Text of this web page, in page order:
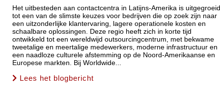
Het uitbesteden aan contactcentra in Latijns-Amerika is uitgegroeid
tot een van de slimste keuzes voor bedrijven die op zoek zijn naar
een uitzonderlijke klantervaring, lagere operationele kosten en
schaalbare oplossingen. Deze regio heeft zich in korte tijd
ontwikkeld tot een wereldwijd outsourcingcentrum, met bekwame
tweetalige en meertalige medewerkers, moderne infrastructuur en
een naadloze culturele afstemming op de Noord-Amerikaanse en
Europese markten. Bij Worldwide...
Lees het blogbericht